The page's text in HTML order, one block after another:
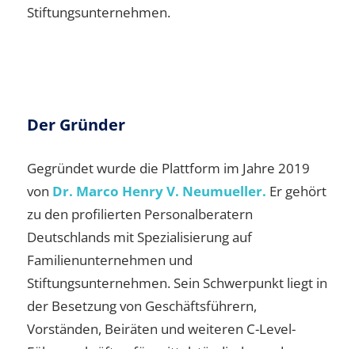
Stiftungsunternehmen.
Der Gründer
Gegründet wurde die Plattform im Jahre 2019
von Dr. Marco Henry V. Neumueller. Er gehört
zu den profilierten Personalberatern
Deutschlands mit Spezialisierung auf
Familienunternehmen und
Stiftungsunternehmen. Sein Schwerpunkt liegt in
der Besetzung von Geschäftsführern,
Vorständen, Beiräten und weiteren C-Level-